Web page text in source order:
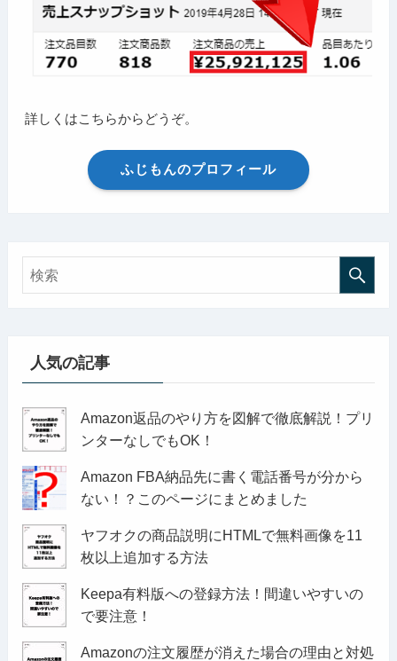
詳しくはこちらからどうぞ。
ふじもんのプロフィール
人気の記事
Amazon返品のやり方を図解で徹底解説！プリ
ンターなしでもOK！
Amazon FBA納品先に書く電話番号が分から
ない！？このページにまとめました
ヤフオクの商品説明にHTMLで無料画像を11
枚以上追加する方法
Keepa有料版への登録方法！間違いやすいの
で要注意！
Amazonの注文履歴が消えた場合の理由と対処